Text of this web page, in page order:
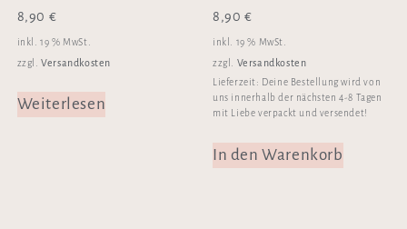
8,90 €
inkl. 19 % MwSt.
zzgl.Versandkosten
Weiterlesen
8,90 €
inkl. 19 % MwSt.
zzgl. Versandkosten
Lieferzeit: Deine Bestellung wird von
uns innerhalb der nächsten 4-8 Tagen
mit Liebe verpackt und versendet!
In den Warenkorb